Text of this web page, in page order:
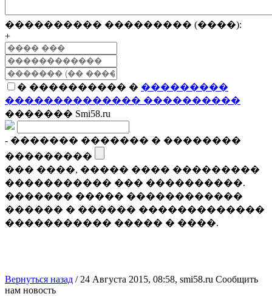
���������� ��������� (����):
+
� ���������� � ���������
�������������� ����������
������� Smi58.ru
- ������� ������� � ��������
���������
��� ����, ����� ���� ���������
����������� ��� ����������.
������� ����� ������������
������ � ������ �������������
����������� ����� � ����.
Вернуться назад / 24 Августа 2015, 08:58, smi58.ru Сообщить
нам новость